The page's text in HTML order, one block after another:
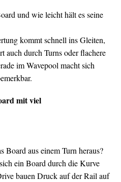
und wie leicht hält es seine
kommt schnell ins Gleiten,
auch durch Turns oder flachere
im Wavepool macht sich
mit viel
aus einem Turn heraus?
ein Board durch die Kurve
bauen Druck auf der Rail auf